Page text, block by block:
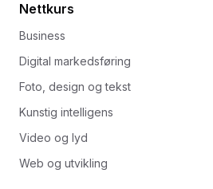
Nettkurs
Business
Digital markedsføring
Foto, design og tekst
Kunstig intelligens
Video og lyd
Web og utvikling